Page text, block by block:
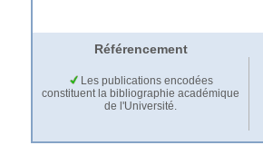
Référencement
Les publications encodées
constituent la bibliographie académique
de l'Université.